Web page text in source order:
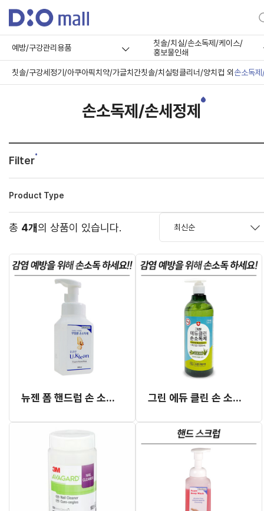
예방/구강관리용품
칫솔/치실/손소독제/케이스/
홍보물인쇄
칫솔/구강세정기/아쿠아픽치약/가글치간칫솔/치실텅클리너/양치컵 외 손소독
손소독제/손세정제
Filter
Product Type
총 4개의 상품이 있습니다.
뉴젠 폼 핸드럽 손 소독제 300ml 그린 에듀 클린 손 소독제 65% 500ml (무색 민트향)